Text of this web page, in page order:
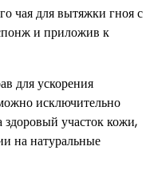
чая для вытяжки гноя с
и приложив к
для ускорения
исключительно
здоровый участок кожи,
на натуральные